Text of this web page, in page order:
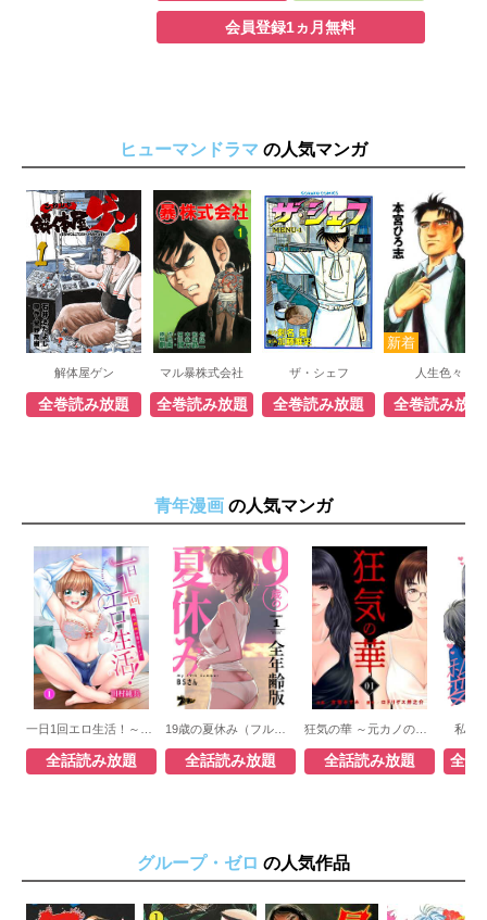
会員登録1ヵ月無料
ヒューマンドラマ の人気マンガ
解体屋ゲン
全巻読み放題
マル暴株式会社
全巻読み放題
ザ・シェフ
全巻読み放題
人生色々
全巻読み放題
青年漫画 の人気マンガ
全話読み放題 全話読み放題 全話読み放題
私た
全話
グループ・ゼロ の人気作品